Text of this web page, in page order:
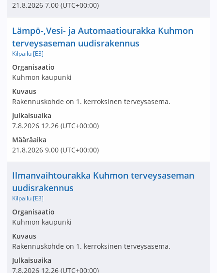
21.8.2026 7.00 (UTC+00:00)
Avaa tarjouspyyntö:
Organisaatio
Kuhmon kaupunki
Nimi ja selite
Lämpö-,Vesi- ja Automaatiourakka Kuhmon
terveysaseman uudisrakennus
Kilpailu [E3]
Kuvaus
Rakennuskohde on 1. kerroksinen terveysasema.
Julkaisuaika
7.8.2026 12.26 (UTC+00:00)
Määräaika
21.8.2026 9.00 (UTC+00:00)
Avaa tarjouspyyntö:
Organisaatio
Kuhmon kaupunki
Nimi ja selite
Ilmanvaihtourakka Kuhmon terveysaseman
uudisrakennus
Kilpailu [E3]
Kuvaus
Rakennuskohde on 1. kerroksinen terveysasema.
Julkaisuaika
7.8.2026 12.26 (UTC+00:00)